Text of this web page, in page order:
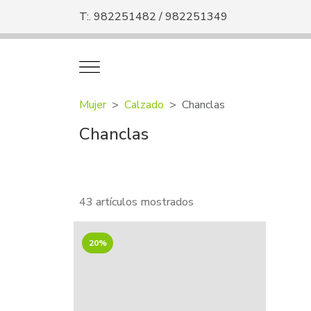
T:. 982251482 / 982251349
Mujer Calzado Chanclas
Chanclas
43 artículos mostrados
20%